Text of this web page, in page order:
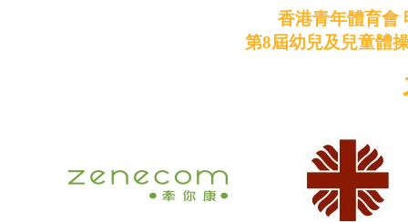
香港青年體育會
第8屆幼兒及兒童體